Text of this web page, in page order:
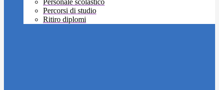
Personale scolastico
Percorsi di studio
Ritiro diplomi